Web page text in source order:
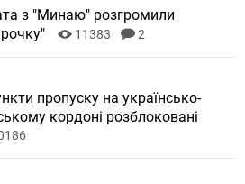
з "Минаю" розгромили
11383 2
пропуску на українсько-
кордоні розблоковані